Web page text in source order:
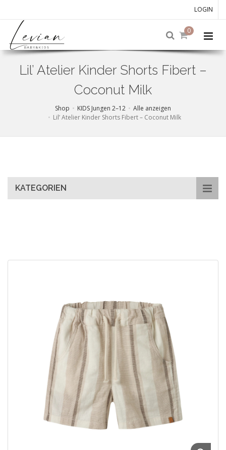
LOGIN
0
Lil’ Atelier Kinder Shorts Fibert –
Coconut Milk
Shop KIDS Jungen 2–12
Alle anzeigen
Lil’ Atelier Kinder Shorts Fibert – Coconut Milk
KATEGORIEN